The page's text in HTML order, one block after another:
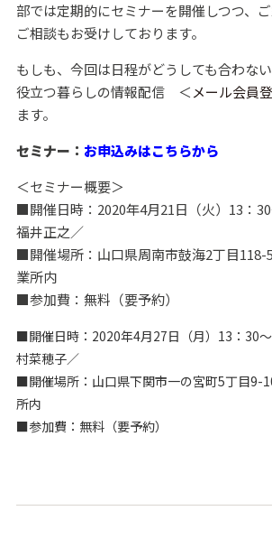
部では定期的にセミナーを開催しつつ、
ご相談もお受けしております。
もしも、今回は日程がどうしても合わない
役立つ暮らしの情報配信 ＜ メール会員
ます。
セミナー： お申込みはこちらから
＜セミナー概要＞
■開催日時：2020年4月21日（火）13：
福井正之／
■開催場所：山口県周南市鼓海2丁目
業所内
■参加費：無料（要予約）
■開催日時：2020年4月27日（月）13：30
村菜穂子／
■開催場所：山口県下関市一の宮町5丁目
所内
■参加費：無料（要予約）